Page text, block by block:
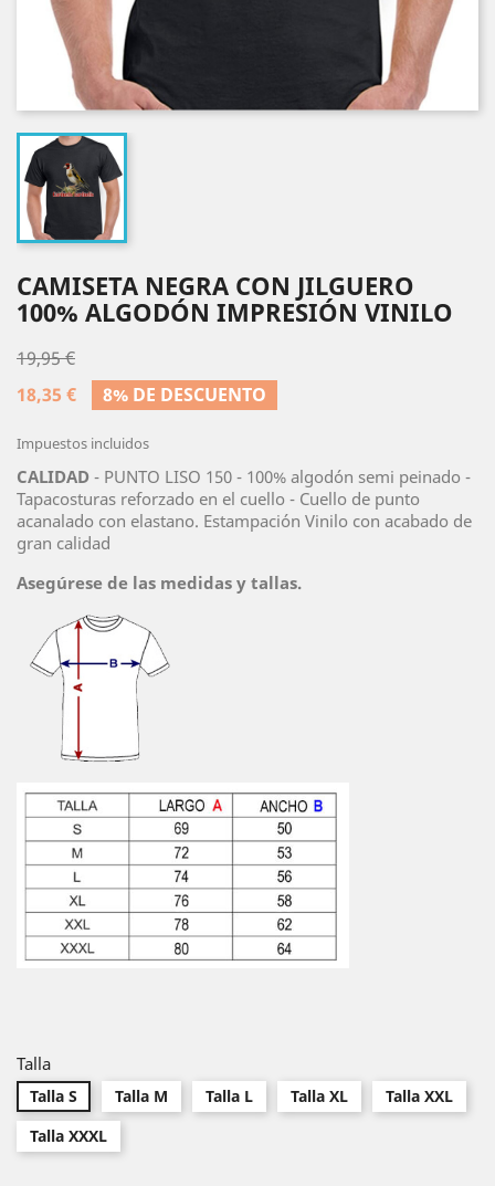
CAMISETA NEGRA CON JILGUERO
100% ALGODÓN IMPRESIÓN VINILO
19,95 €
18,35 €
8% DE DESCUENTO
Impuestos incluidos
CALIDAD - PUNTO LISO 150 - 100% algodón semi peinado -
Tapacosturas reforzado en el cuello - Cuello de punto
acanalado con elastano. Estampación Vinilo con acabado de
gran calidad
Asegúrese de las medidas y tallas.
Talla
Talla S Talla M Talla L Talla XL
Talla XXL
Talla XXXL